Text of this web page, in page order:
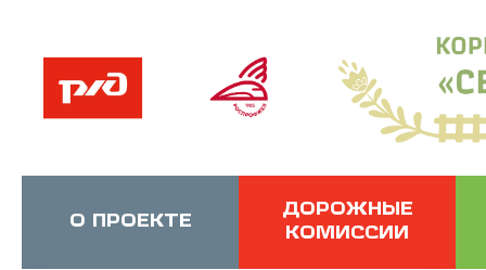
О ПРОЕКТЕ
ДОРОЖНЫЕ
КОМИССИИ